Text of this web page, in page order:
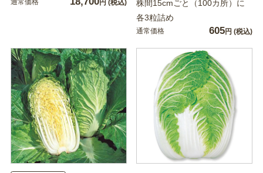
円 (税込)
株間15cmごと（100カ所）に
各3粒詰め
通常価格 605円 (税込)